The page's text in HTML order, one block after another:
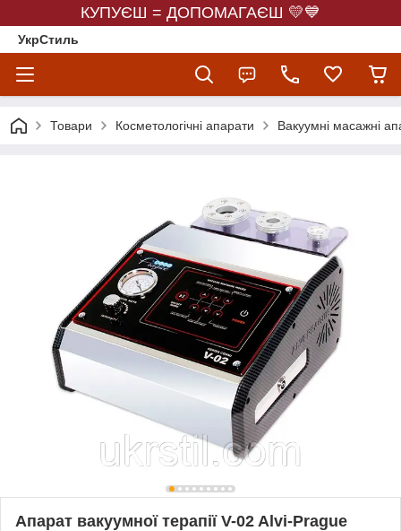
КУПУЄШ = ДОПОМАГАЄШ 💛💙
УкрСтиль
Товари Косметологічні апарати Вакуумні масажні
Апарат вакуумної терапії V-02 Alvi-Prague